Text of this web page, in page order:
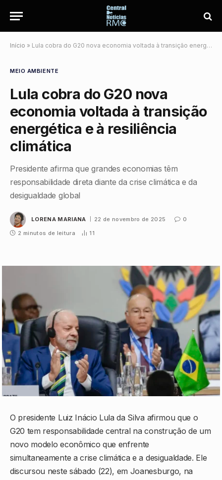
Início » Lula cobra do G20 nova economia voltada à transição energética e à resiliência climática
MEIO AMBIENTE
Lula cobra do G20 nova
economia voltada à transição
energética e à resiliência
climática
Presidente afirma que grandes economias têm
responsabilidade direta diante da crise climática e da
desigualdade global
LORENA MARIANA 22 de novembro de 2025
0
2 minutos de leitura
11
O presidente Luiz Inácio Lula da Silva afirmou que o
G20 tem responsabilidade central na construção de um
novo modelo econômico que enfrente
simultaneamente a crise climática e a desigualdade. Ele
discursou neste sábado (22), em Joanesburgo, na